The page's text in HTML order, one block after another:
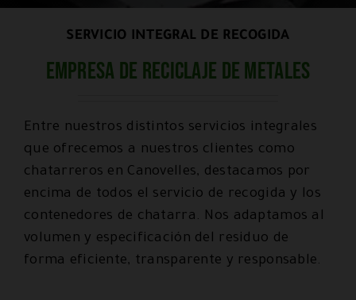
SERVICIO INTEGRAL DE RECOGIDA
Empresa de reciclaje de metales
Entre nuestros distintos servicios integrales
que ofrecemos a nuestros clientes como
chatarreros en Canovelles, destacamos por
encima de todos el servicio de recogida y los
contenedores de chatarra. Nos adaptamos al
volumen y especificación del residuo de
forma eficiente, transparente y responsable.